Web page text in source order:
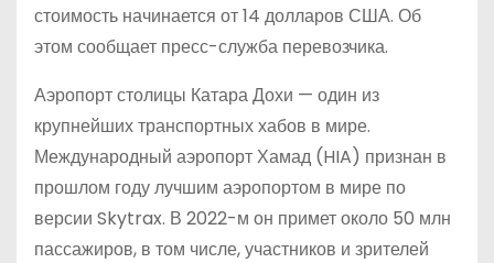
стоимость начинается от 14 долларов США. Об
этом сообщает пресс-служба перевозчика.
Аэропорт столицы Катара Дохи — один из
крупнейших транспортных хабов в мире.
Международный аэропорт Хамад (HIA) признан в
прошлом году лучшим аэропортом в мире по
версии Skytrax. В 2022-м он примет около 50 млн
пассажиров, в том числе, участников и зрителей